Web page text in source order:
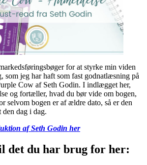
for at styrke min viden
som jeg har haft som fast godnatlæsning på
Cow af Seth Godin. I indlægget her,
og fortæller, hvad du bør vide om bogen,
selvom bogen er af ældre dato, så er den
den dag i dag.
af Seth Godin her
det du har brug for her: